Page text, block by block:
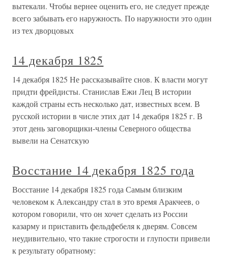
вытекали. Чтобы вернее оценить его, не следует прежде
всего забывать его наружность. По наружности это один
из тех дворцовых
14 декабря 1825
14 декабря 1825 Не рассказывайте снов. К власти могут
придти фрейдисты. Станислав Ежи Лец В истории
каждой страны есть несколько дат, известных всем. В
русской истории в числе этих дат 14 декабря 1825 г. В
этот день заговорщики-члены Северного общества
вывели на Сенатскую
Восстание 14 декабря 1825 года
Восстание 14 декабря 1825 года Самым близким
человеком к Александру стал в это время Аракчеев, о
котором говорили, что он хочет сделать из России
казарму и приставить фельдфебеля к дверям. Совсем
неудивительно, что такие строгости и глупости привели
к результату обратному: